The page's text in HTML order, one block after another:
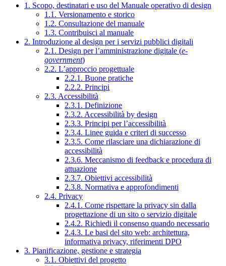
1. Scopo, destinatari e uso del Manuale operativo di design
1.1. Versionamento e storico
1.2. Consultazione del manuale
1.3. Contribuisci al manuale
2. Introduzione al design per i servizi pubblici digitali
2.1. Design per l’amministrazione digitale (e-
government)
2.2. L’approccio progettuale
2.2.1. Buone pratiche
2.2.2. Principi
2.3. Accessibilità
2.3.1. Definizione
2.3.2. Accessibilità by design
2.3.3. Principi per l’accessibilità
2.3.4. Linee guida e criteri di successo
2.3.5. Come rilasciare una dichiarazione di
accessibilità
2.3.6. Meccanismo di feedback e procedura di
attuazione
2.3.7. Obiettivi accessibilità
2.3.8. Normativa e approfondimenti
2.4. Privacy
2.4.1. Come rispettare la privacy sin dalla
progettazione di un sito o servizio digitale
2.4.2. Richiedi il consenso quando necessario
2.4.3. Le basi del sito web: architettura,
informativa privacy, riferimenti DPO
3. Pianificazione, gestione e strategia
3.1. Obiettivi del progetto